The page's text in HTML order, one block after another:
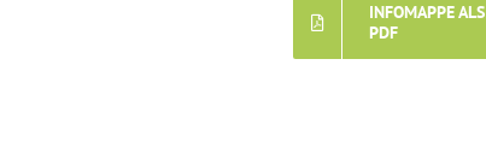
INFOMAPPE ALS
PDF